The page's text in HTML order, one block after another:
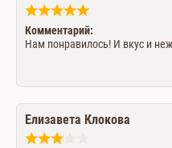
Комментарий:
Нам понравилось! И вкус и
Елизавета Клокова